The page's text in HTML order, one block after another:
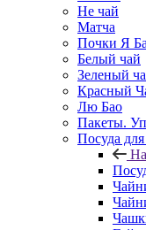
Не чай
Матча
Почки Я
Белый чай
Зеленый
Красный
Лю Бао
Пакеты.
Посуда